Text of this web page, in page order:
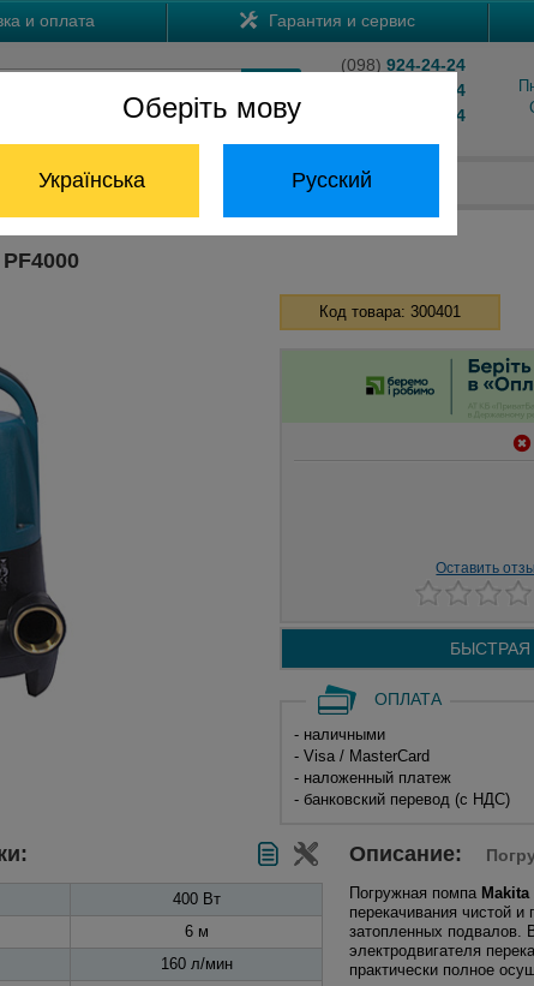
Оберіть мову
Українська Русский
и оплата Гарантия и сервис
(098) 924-24-24
204-24-24
824-24-24
Отдел запчастей: (068) 824-24-24
Код товара: 300401
Оставить
ОПЛАТА
- наличными
- Visa / MasterCard
- наложенный платеж
- банковский перевод (с НДС)
400 Вт
6 м
160 л/мин
Описание:
Погружная помпа Makita
перекачивания чистой и
затопленных подвалов.
электродвигателя
практически полное